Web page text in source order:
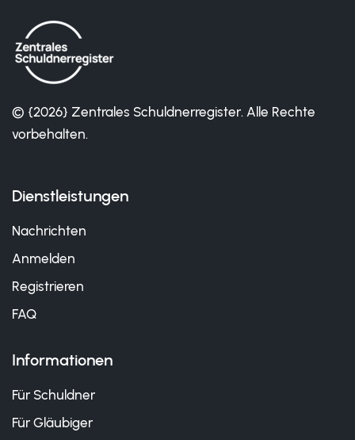
© {2026} Zentrales Schuldnerregister. Alle Rechte
vorbehalten.
Dienstleistungen
Nachrichten
Anmelden
Registrieren
FAQ
Informationen
Für Schuldner
Für Gläubiger